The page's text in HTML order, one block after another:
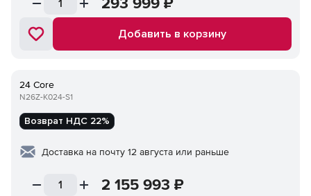
Добавить в корзину
24 Core
N26Z-K024-S1
Возврат НДС 22%
Доставка на почту 12 августа или раньше
2 155 993 ₽